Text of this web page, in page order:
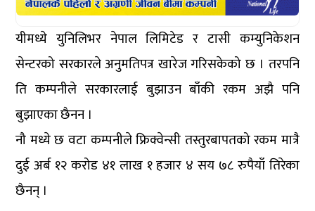
यीमध्ये युनिलिभर नेपाल लिमिटेड र टासी कम्युनिकेशन
सेन्टरको सरकारले अनुमतिपत्र खारेज गरिसकेको छ । तरपनि
ति कम्पनीले सरकारलाई बुझाउन बाँकी रकम अझै पनि
बुझाएका छैनन ।
नौ मध्ये छ वटा कम्पनीले फ्रिक्वेन्सी तस्तुरबापतको रकम मात्रै
दुई अर्ब १२ करोड ४१ लाख १ हजार ४ सय ७८ रुपैयाँ तिरेका
छैनन् ।